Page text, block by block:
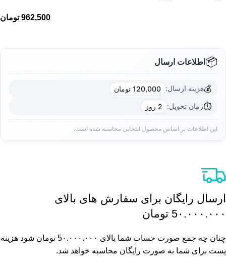
962,500 تومان
📦اطلاعات ارسال
💰هزینه ارسال: 120,000 تومان
⏱️زمان تحویل: 2 روز
این اطلاعات بر اساس محصول انتخابی محاسبه شده است.
ارسال رایگان برای سفارش های بالای
5٠.٠٠٠.٠٠٠ تومان
چنان چه جمع صورت حساب شما بالای 5٠.٠٠٠.٠٠٠ تومان شود هزینه
پست برای شما به صورت رایگان محاسبه خواهد شد.